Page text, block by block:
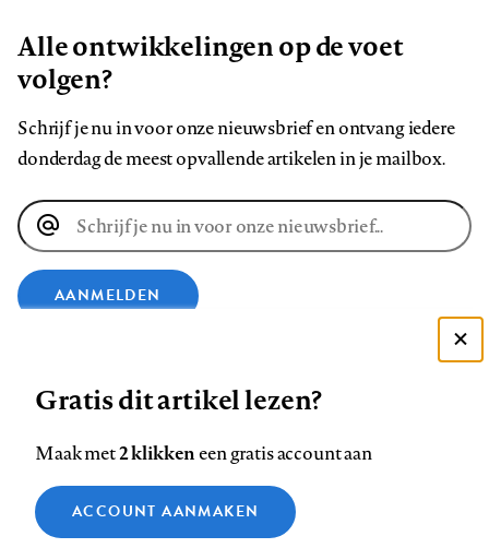
Alle ontwikkelingen op de voet
volgen?
Schrijf je nu in voor onze nieuwsbrief en ontvang iedere
donderdag de meest opvallende artikelen in je mailbox.
E-
mailadres
AANMELDEN
op
Facebook
op
LinkedIn
op
Bluesky
ons
op
InstagramYouTube
Footer
Contact Colofon Disclaimer Privacy
Medische vragen verdienen
Zie onze cookie policy
Analytische cookies
Gratis dit artikel lezen?
Maak met2 klikkeneen gratis account aan
ACCOUNT AANMAKEN